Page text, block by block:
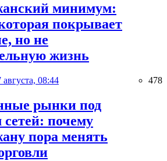
минимум:
покрывает
но не
жизнь
августа, 08:44 478
рынки под
сетей: почему
пора менять